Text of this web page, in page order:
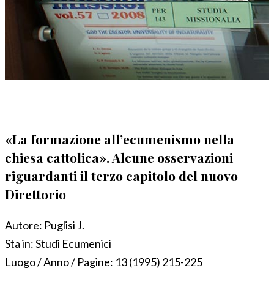
«La formazione all’ecumenismo nella
chiesa cattolica». Alcune osservazioni
riguardanti il terzo capitolo del nuovo
Direttorio
Autore: Puglisi J.
Sta in:Studi Ecumenici
Luogo / Anno / Pagine: 13 (1995) 215-225